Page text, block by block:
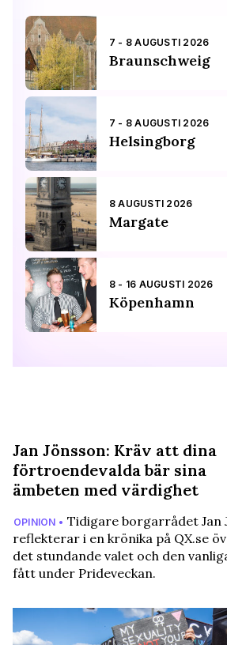
7 - 8 AUGUSTI 2026
Braunschweig
7 - 8 AUGUSTI 2026
Helsingborg
8 AUGUSTI 2026
Margate
8 - 16 AUGUSTI 2026
Köpenhamn
Jan Jönsson: Kräv att dina
förtroendevalda bär sina
ämbeten med värdighet
OPINION • Tidigare borgarrådet Jan
reflekterar i en krönika på QX.se
det stundande valet och den
fått under Prideveckan.